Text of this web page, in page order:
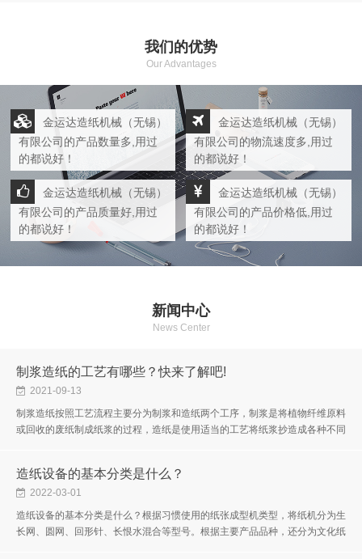
我们的优势
Our Advantages
金运达造纸机械（无锡）
有限公司的产品数量多,用过
的都说好！
金运达造纸机械（无锡）
有限公司的物流速度多,用过
的都说好！
金运达造纸机械（无锡）
有限公司的产品质量好,用过
的都说好！
金运达造纸机械（无锡）
有限公司的产品价格低,用过
的都说好！
新闻中心
News Center
制浆造纸的工艺有哪些？快来了解吧!
2021-09-13
制浆造纸按照工艺流程主要分为制浆和造纸两个工序，制浆是将植物纤维原料
或回收的废纸制成纸浆的过程，造纸是使用适当的工艺将纸浆抄造成各种不同
造纸设备的基本分类是什么？
2022-03-01
造纸设备的基本分类是什么？根据习惯使用的纸张成型机类型，将纸机分为生
长网、圆网、回形针、长恨水混合等型号。根据主要产品品种，还分为文化纸